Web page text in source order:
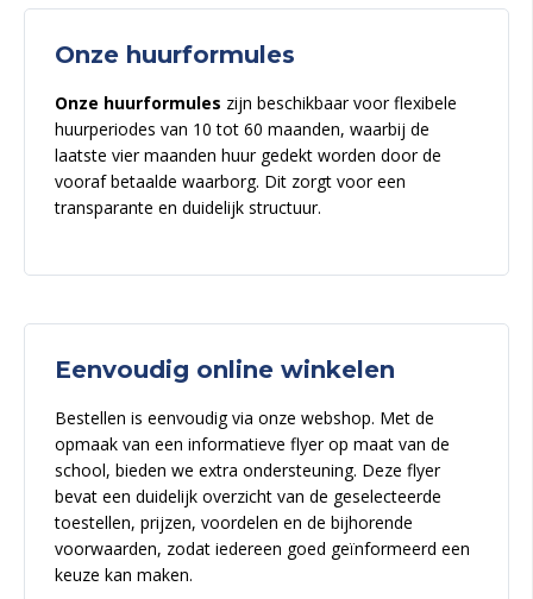
Onze huurformules
Onze huurformules zijn beschikbaar voor flexibele
huurperiodes van 10 tot 60 maanden, waarbij de
laatste vier maanden huur gedekt worden door de
vooraf betaalde waarborg. Dit zorgt voor een
transparante en duidelijk structuur.
Eenvoudig online winkelen
Bestellen is eenvoudig via onze webshop. Met de
opmaak van een informatieve flyer op maat van de
school, bieden we extra ondersteuning. Deze flyer
bevat een duidelijk overzicht van de geselecteerde
toestellen, prijzen, voordelen en de bijhorende
voorwaarden, zodat iedereen goed geïnformeerd een
keuze kan maken.